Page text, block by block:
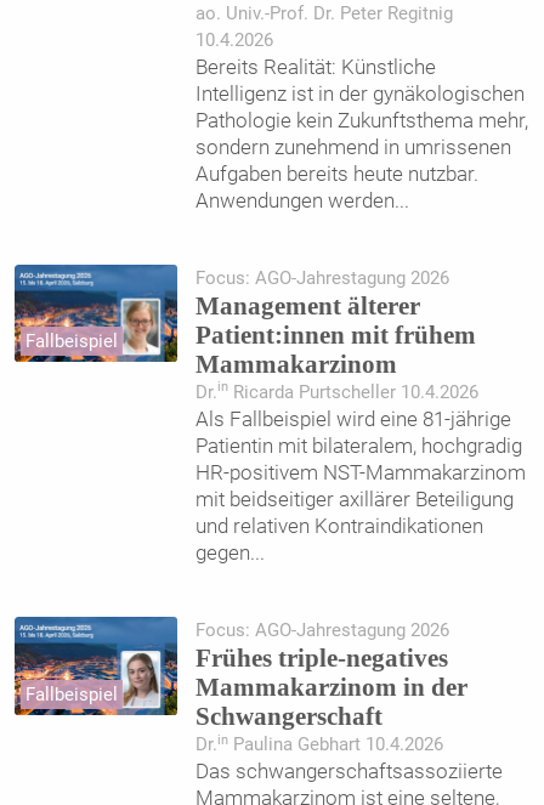
ao. Univ.-Prof. Dr. Peter Regitnig
10.4.2026
Bereits Realität: Künstliche
Intelligenz ist in der gynäkologischen
Pathologie kein Zukunftsthema mehr,
sondern zunehmend in umrissenen
Aufgaben bereits heute nutzbar.
Anwendungen werden...
Fallbeispiel
Focus: AGO-Jahrestagung 2026
Management älterer
Patient:innen mit frühem
Mammakarzinom
Dr.inRicarda Purtscheller 10.4.2026
Als Fallbeispiel wird eine 81-jährige
Patientin mit bilateralem, hochgradig
HR-positivem NST-Mammakarzinom
mit beidseitiger axillärer Beteiligung
und relativen Kontraindikationen
gegen...
Fallbeispiel
Focus: AGO-Jahrestagung 2026
Frühes triple-negatives
Mammakarzinom in der
Schwangerschaft
Dr.inPaulina Gebhart 10.4.2026
Das schwangerschaftsassoziierte
Mammakarzinom ist eine seltene,